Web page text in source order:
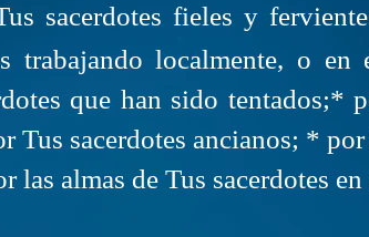
sacerdotes fieles y
trabajando localmente, o en
que han sido tentados;*
Tus sacerdotes ancianos; *
las almas de Tus sacerdotes